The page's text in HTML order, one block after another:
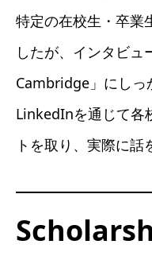
特定の在校生・卒業
したが、インタビ
Cambridge」にしっ
LinkedInを通じて各
トを取り、実際に